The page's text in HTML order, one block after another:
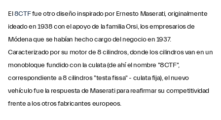
El8CTFfue otro diseño inspirado por Ernesto Maserati, originalmente
ideado en 1938 con el apoyo de la familia Orsi, los empresarios de
Módena que se habían hecho cargo del negocio en 1937.
Caracterizado por su motor de 8 cilindros, donde los cilindros van en un
monobloque fundido con la culata (de ahí el nombre "8CTF",
correspondiente a 8 cilindros "testa fissa" - culata fija), el nuevo
vehículo fue la respuesta de Maserati para reafirmar su competitividad
frente a los otros fabricantes europeos.